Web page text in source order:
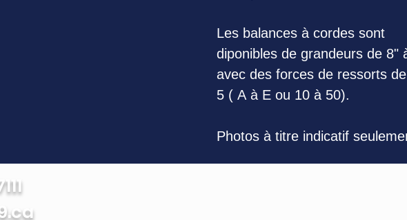
Les balances à cordes sont
diponibles de grandeurs de 8"
avec des forces de ressorts
5 ( A à E ou 10 à 50).
Photos à titre indicatif